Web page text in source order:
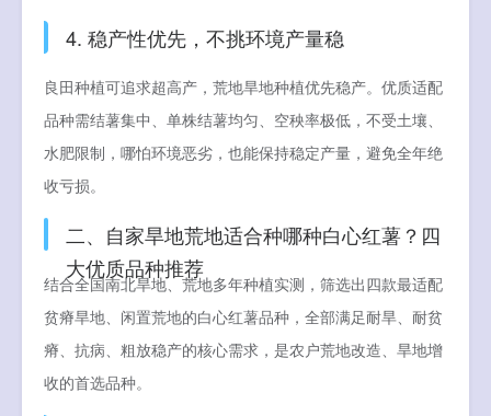
4. 稳产性优先，不挑环境产量稳
良田种植可追求超高产，荒地旱地种植优先稳产。优质适配
品种需结薯集中、单株结薯均匀、空秧率极低，不受土壤、
水肥限制，哪怕环境恶劣，也能保持稳定产量，避免全年绝
收亏损。
二、自家旱地荒地适合种哪种白心红薯？四
大优质品种推荐
结合全国南北旱地、荒地多年种植实测，筛选出四款最适配
贫瘠旱地、闲置荒地的白心红薯品种，全部满足耐旱、耐贫
瘠、抗病、粗放稳产的核心需求，是农户荒地改造、旱地增
收的首选品种。